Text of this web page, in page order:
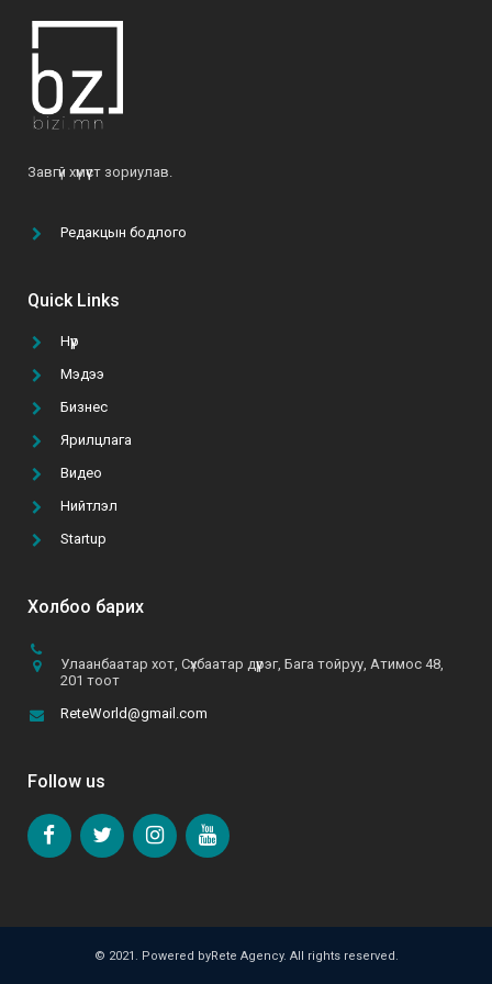
нь туслах далай шиг их боломж бий”
Завгүй хүмүүст зориулав.
Редакцын бодлого
Quick Links
Нүүр
Мэдээ
Бизнес
Ярилцлага
Видео
Нийтлэл
Startup
Холбоо барих
Улаанбаатар хот, Сүхбаатар дүүрэг, Бага тойруу, Атимос 48,
201 тоот
ReteWorld@gmail.com
Follow us
© 2021. Powered byRete Agency. All rights reserved.